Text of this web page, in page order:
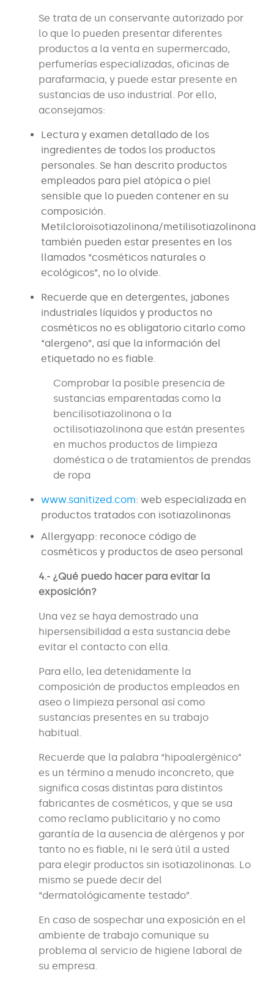
Se trata de un conservante autorizado por
lo que lo pueden presentar diferentes
productos a la venta en supermercado,
perfumerías especializadas, oficinas de
parafarmacia, y puede estar presente en
sustancias de uso industrial. Por ello,
aconsejamos:
Lectura y examen detallado de los
ingredientes de todos los productos
personales. Se han descrito productos
empleados para piel atópica o piel
sensible que lo pueden contener en su
composición.
Metilcloroisotiazolinona/metilisotiazolinona
también pueden estar presentes en los
llamados “cosméticos naturales o
ecológicos”, no lo olvide.
Recuerde que en detergentes, jabones
industriales líquidos y productos no
cosméticos no es obligatorio citarlo como
“alergeno”, así que la información del
etiquetado no es fiable.
Comprobar la posible presencia de
sustancias emparentadas como la
bencilisotiazolinona o la
octilisotiazolinona que están presentes
en muchos productos de limpieza
doméstica o de tratamientos de prendas
de ropa
www.sanitized.com: web especializada en
productos tratados con isotiazolinonas
Allergyapp: reconoce código de
cosméticos y productos de aseo personal
4.- ¿Qué puedo hacer para evitar la
exposición?
Una vez se haya demostrado una
hipersensibilidad a esta sustancia debe
evitar el contacto con ella.
Para ello, lea detenidamente la
composición de productos empleados en
aseo o limpieza personal así como
sustancias presentes en su trabajo
habitual.
Recuerde que la palabra “hipoalergénico”
es un término a menudo inconcreto, que
significa cosas distintas para distintos
fabricantes de cosméticos, y que se usa
como reclamo publicitario y no como
garantía de la ausencia de alérgenos y por
tanto no es fiable, ni le será útil a usted
para elegir productos sin isotiazolinonas. Lo
mismo se puede decir del
“dermatológicamente testado”.
En caso de sospechar una exposición en el
ambiente de trabajo comunique su
problema al servicio de higiene laboral de
su empresa.